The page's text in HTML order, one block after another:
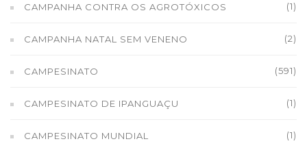
CAMPANHA CONTRA OS AGROTÓXICOS (1)
CAMPANHA NATAL SEM VENENO (2)
CAMPESINATO (591)
CAMPESINATO DE IPANGUAÇU (1)
CAMPESINATO MUNDIAL (1)